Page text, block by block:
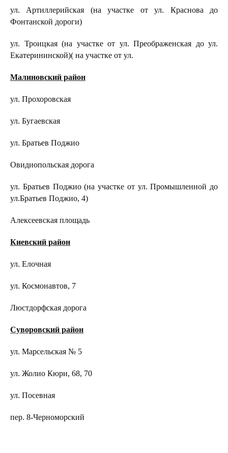
ул. Артиллерийская (на участке от ул. Краснова до
Фонтанской дороги)
ул. Троицкая (на участке от ул. Преображенская до ул.
Екатерининской)( на участке от ул.
Малиновский район
ул. Прохоровская
ул. Бугаевская
ул. Братьев Поджио
Овидиопольская дорога
ул. Братьев Поджио (на участке от ул. Промышленной до
ул.Братьев Поджио, 4)
Алексеевская площадь
Киевский район
ул. Елочная
ул. Космонавтов, 7
Люстдорфская дорога
Суворовский район
ул. Марсельская № 5
ул. Жолио Кюри, 68, 70
ул. Посевная
пер. 8-Черноморский